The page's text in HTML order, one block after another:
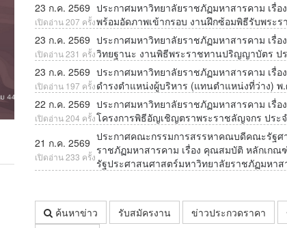
อีเมลมหาวิทยาลัย สำหรับนักศึกษา ปีการศึกษา 2568
23 ก.ค. 2569
เปิดอ่าน 207 ครั้ง
ประกาศมหาวิทยาลัยราชภัฏมหาสารคาม เรื่
พร้อมอัดภาพเข้ากรอบ งานฝึกซ้อมพิธีรับพร
23 ก.ค. 2569
เปิดอ่าน 231 ครั้ง
ประกาศมหาวิทยาลัยราชภัฏมหาสารคาม เรื่อ
วิทยฐานะ งานพิธีพระราชทานปริญญาบัตร ป
23 ก.ค. 2569
เปิดอ่าน 197 ครั้ง
ประกาศมหาวิทยาลัยราชภัฏมหาสารคาม เรื่อ
ดำรงตำแหน่งผู้บริหาร (แทนตำแหน่งที่ว่าง)
22 ก.ค. 2569
เปิดอ่าน 204 ครั้ง
ประกาศมหาวิทยาลัยราชภัฏมหาสารคาม เรื่อ
โครงการพิธีอัญเชิญตราพระราชลัญจกร ประ
21 ก.ค. 2569
เปิดอ่าน 233 ครั้ง
ประกาศคณะกรรมการสรรหาคณบดีคณะรัฐศ
ราชภัฏมหาสารคาม เรื่อง คุณสมบัติ หลักเก
รัฐประศาสนศาสตร์มหาวิทยาลัยราชภัฏมหาส
ค้นหาข่าว รับสมัครงาน ข่าวประกวดราคา